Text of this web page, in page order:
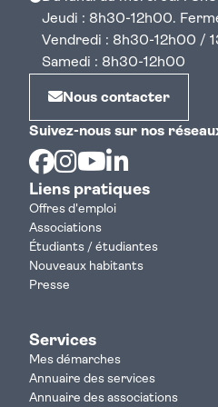
Jeudi : 8h30-12h00.
Vendredi : 8h30-12h00 /
Samedi : 8h30-12h00
Nous contacter
Suivez-nous sur nos
Facebook
Instagram
Youtube
Liens pratiques
Offres d'emploi
Associations
Étudiants / étudiantes
Nouveaux habitants
Presse
Services
Mes démarches
Annuaire des services
Annuaire des associations